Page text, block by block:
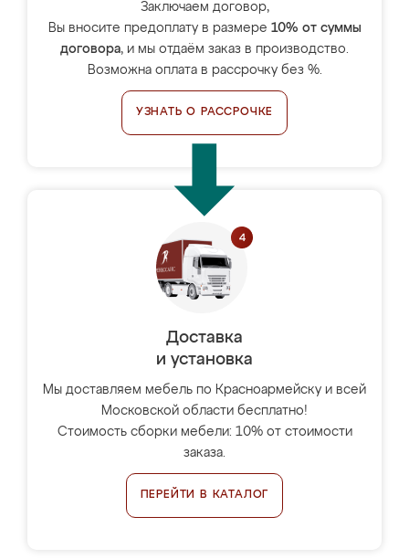
Заключаем договор,
Вы вносите предоплату в размере 10% от суммы
договора, и мы отдаём заказ в производство.
Возможна оплата в рассрочку без %.
УЗНАТЬ О РАССРОЧКЕ
Доставка
и установка
Мы доставляем мебель по Красноармейску и всей
Московской области бесплатно!
Стоимость сборки мебели: 10% от стоимости
заказа.
ПЕРЕЙТИ В КАТАЛОГ